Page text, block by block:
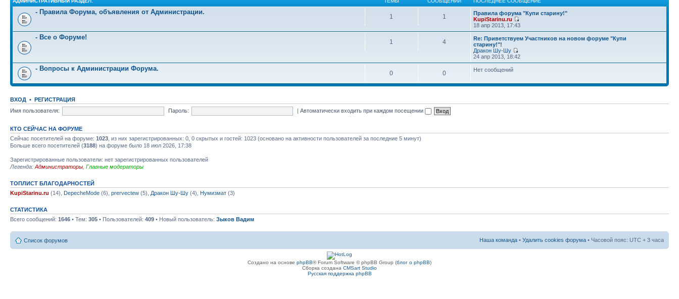
- Правила Форума, объявления от Администрации.
1 1
Правила форума "Купи старину!"
KupiStarinu.ru
18 апр 2013, 17:43
- Все о Форуме!
1 4
Re: Приветствуем Участников на новом форуме "Купи
старину!"!
Дракон Шу-Шу
24 апр 2013, 18:42
- Вопросы к Администрации Форума.
0 0 Нет сообщений
ВХОД • РЕГИСТРАЦИЯ
Имя пользователя:
Пароль: |Автоматически входить при каждом посещении
КТО СЕЙЧАС НА ФОРУМЕ
Сейчас посетителей на форуме: 1023 , из них зарегистрированных: 0, 0 скрытых и гостей: 1023 (основано на активности пользователей за последние 5 минут)
Больше всего посетителей (3188) на форуме было 18 июл 2026, 17:38
Зарегистрированные пользователи: нет зарегистрированных пользователей
Легенда: Администраторы Главные модераторы
ТОПЛИСТ БЛАГОДАРНОСТЕЙ
KupiStarinu.ru (14), DepecheMode (6), prervectew (5), Дракон Шу-Шу (4), Нумизмат (3)
СТАТИСТИКА
Всего сообщений: 1646 • Тем: 305 • Пользователей: 409 • Новый пользователь: Зыков Вадим
Список форумов Наша команда • Удалить cookies форума • Часовой пояс: UTC + 3 часа
Создано на основе phpBB® Forum Software © phpBB Group (блог о phpBB)
Сборка создана CMSart Studio
Русская поддержка phpBB